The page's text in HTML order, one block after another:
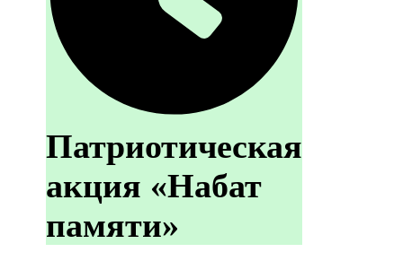
Патриотическая
акция «Набат
памяти»